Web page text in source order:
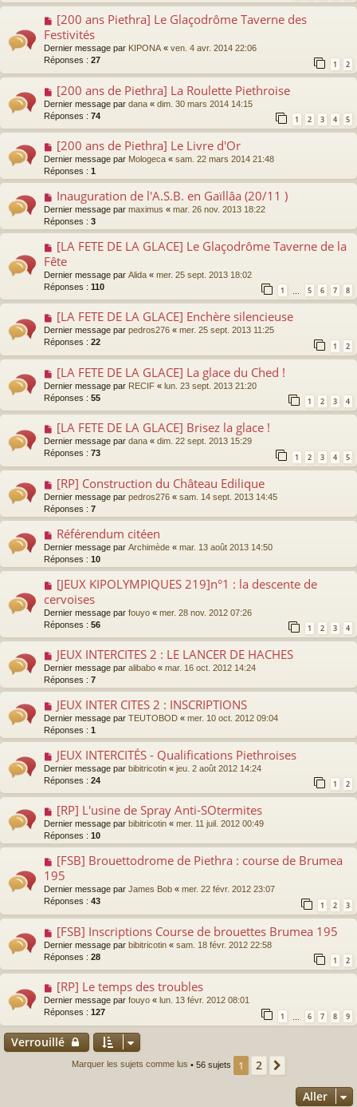
[200 ans Piethra] Le Glaçodrôme Taverne des
Festivités
Dernier message par KIPONA « ven. 4 avr. 2014 22:06
Réponses : 27 1 2
[200 ans de Piethra] La Roulette Piethroise
Dernier message par dana « dim. 30 mars 2014 14:15
Réponses : 74 1 2 3 4 5
[200 ans de Piethra] Le Livre d'Or
Dernier message par Mologeca « sam. 22 mars 2014 21:48
Réponses : 1
Inauguration de l'A.S.B. en Gaïllâa (20/11 )
Dernier message par maximus « mar. 26 nov. 2013 18:22
Réponses : 3
[LA FETE DE LA GLACE] Le Glaçodrôme Taverne de la
Fête
Dernier message par Alida « mer. 25 sept. 2013 18:02
Réponses : 110 1 … 5 6 7 8
[LA FETE DE LA GLACE] Enchère silencieuse
Dernier message par pedros276 « mer. 25 sept. 2013 11:25
Réponses : 22 1 2
[LA FETE DE LA GLACE] La glace du Ched !
Dernier message par RECIF « lun. 23 sept. 2013 21:20
Réponses : 55 1 2 3 4
[LA FETE DE LA GLACE] Brisez la glace !
Dernier message par dana « dim. 22 sept. 2013 15:29
Réponses : 73 1 2 3 4 5
[RP] Construction du Château Edilique
Dernier message par pedros276 « sam. 14 sept. 2013 14:45
Réponses : 7
Référendum citéen
Dernier message par Archimède « mar. 13 août 2013 14:50
Réponses : 10
[JEUX KIPOLYMPIQUES 219]n°1 : la descente de
cervoises
Dernier message par fouyo « mer. 28 nov. 2012 07:26
Réponses : 56 1 2 3 4
JEUX INTERCITES 2 : LE LANCER DE HACHES
Dernier message par alibabo « mar. 16 oct. 2012 14:24
Réponses : 7
JEUX INTER CITES 2 : INSCRIPTIONS
Dernier message par TEUTOBOD « mer. 10 oct. 2012 09:04
Réponses : 1
JEUX INTERCITÉS - Qualifications Piethroises
Dernier message par bibitricotin « jeu. 2 août 2012 14:24
Réponses : 24 1 2
[RP] L'usine de Spray Anti-SOtermites
Dernier message par bibitricotin « mer. 11 juil. 2012 00:49
Réponses : 10
[FSB] Brouettodrome de Piethra : course de Brumea
195
Dernier message par James Bob « mer. 22 févr. 2012 23:07
Réponses : 43 1 2 3
[FSB] Inscriptions Course de brouettes Brumea 195
Dernier message par bibitricotin « sam. 18 févr. 2012 22:58
Réponses : 28 1 2
[RP] Le temps des troubles
Dernier message par fouyo « lun. 13 févr. 2012 08:01
Réponses : 127 1 6 7 8 9
Verrouillé
Marquer les sujets comme lus • 56 sujets 1 2
Aller